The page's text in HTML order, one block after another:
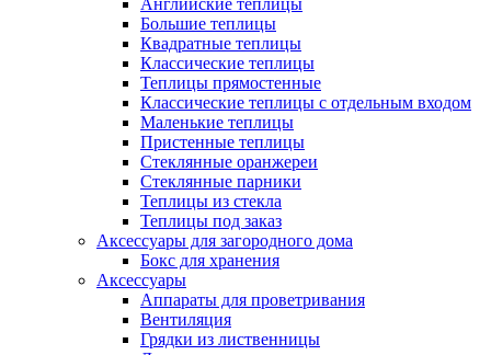
Английские теплицы
Большие теплицы
Квадратные теплицы
Классические теплицы
Теплицы прямостенные
Классические теплицы с отдельным входом
Маленькие теплицы
Пристенные теплицы
Стеклянные оранжереи
Стеклянные парники
Теплицы из стекла
Теплицы под заказ
Аксессуары для загородного дома
Бокс для хранения
Аксессуары
Аппараты для проветривания
Вентиляция
Грядки из лиственницы